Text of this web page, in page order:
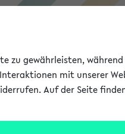
zu gewährleisten,
mit unserer
Auf der Seite